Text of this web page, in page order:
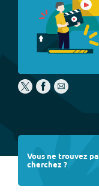
Vous ne trouvez
cherchez ?